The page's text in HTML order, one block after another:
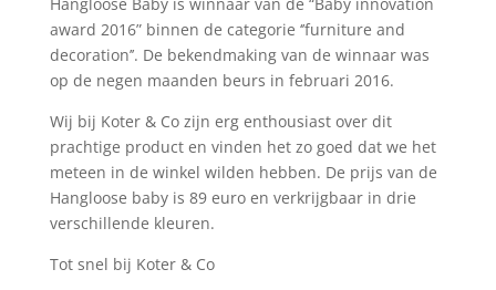
award 2016” binnen de categorie ‘’furniture and
decoration’’. De bekendmaking van de winnaar was
op de negen maanden beurs in februari 2016.
Wij bij Koter & Co zijn erg enthousiast over dit
prachtige product en vinden het zo goed dat we het
meteen in de winkel wilden hebben. De prijs van de
Hangloose baby is 89 euro en verkrijgbaar in drie
verschillende kleuren.
Tot snel bij Koter & Co